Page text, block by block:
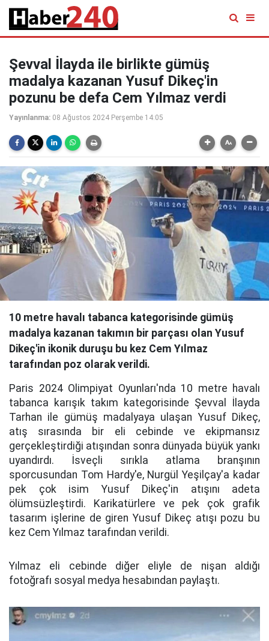
Şevval İlayda ile birlikte gümüş
madalya kazanan Yusuf Dikeç'in
pozunu be defa Cem Yılmaz verdi
Yayınlanma: 08 Ağustos 2024 Perşembe 14:05
10 metre havalı tabanca kategorisinde gümüş
madalya kazanan takımın bir parçası olan Yusuf
Dikeç'in ikonik duruşu bu kez Cem Yılmaz
tarafından poz olarak verildi.
Paris 2024 Olimpiyat Oyunları'nda 10 metre havalı
tabanca karışık takım kategorisinde Şevval İlayda
Tarhan ile gümüş madalyaya ulaşan Yusuf Dikeç,
atış sırasında bir eli cebinde ve ekipmansız
gerçekleştirdiği atışından sonra dünyada büyük yankı
uyandırdı. İsveçli sırıkla atlama branşının
sporcusundan Tom Hardy'e, Nurgül Yeşilçay'a kadar
pek çok isim Yusuf Dikeç'in atışını adeta
ölümsüzleştirdi. Karikatürlere ve pek çok grafik
tasarım işlerine de giren Yusuf Dikeç atışı pozu bu
kez Cem Yılmaz tarafından verildi.
Yılmaz eli cebinde diğer eliyle de nişan aldığı
fotoğrafı sosyal medya hesabından paylaştı.